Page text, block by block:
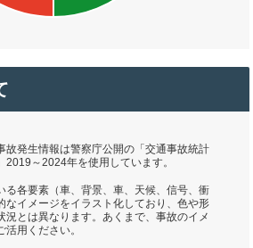
故発生情報は警察庁公開の「交通事故統計
2019～2024年を使用しています。
る各要素（車、背景、車、天候、信号、衝
なイメージをイラスト化しており、色や形
況とは異なります。あくまで、事故のイメ
用ください。